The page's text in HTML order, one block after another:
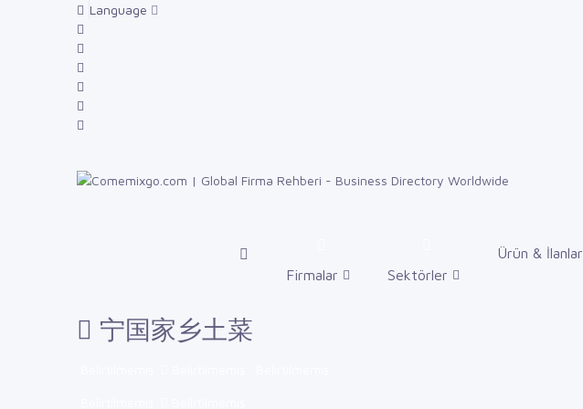
Language
Firmalar Sektörler
Ürün & İlanlar
宁国家乡土菜